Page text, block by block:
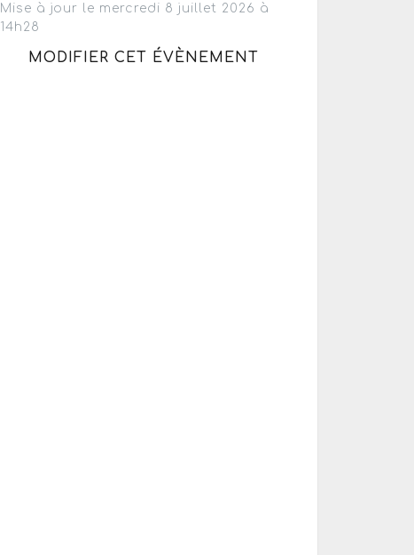
Mise à jour le mercredi 8 juillet 2026 à
14h28
MODIFIER CET ÉVÈNEMENT